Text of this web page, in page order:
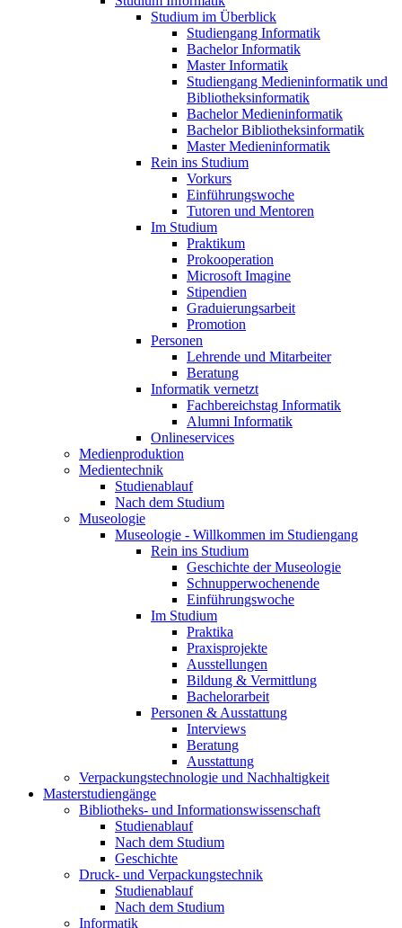
Studium im Überblick
Studiengang Informatik
Bachelor Informatik
Master Informatik
Studiengang Medieninformatik und
Bibliotheksinformatik
Bachelor Medieninformatik
Bachelor Bibliotheksinformatik
Master Medieninformatik
Rein ins Studium
Vorkurs
Einführungswoche
Tutoren und Mentoren
Im Studium
Praktikum
Prokooperation
Microsoft Imagine
Stipendien
Graduierungsarbeit
Promotion
Personen
Lehrende und Mitarbeiter
Beratung
Informatik vernetzt
Fachbereichstag Informatik
Alumni Informatik
Onlineservices
Medienproduktion
Medientechnik
Studienablauf
Nach dem Studium
Museologie
Museologie - Willkommen im Studiengang
Rein ins Studium
Geschichte der Museologie
Schnupperwochenende
Einführungswoche
Im Studium
Praktika
Praxisprojekte
Ausstellungen
Bildung & Vermittlung
Bachelorarbeit
Personen & Ausstattung
Interviews
Beratung
Ausstattung
Verpackungstechnologie und Nachhaltigkeit
Masterstudiengänge
Bibliotheks- und Informationswissenschaft
Studienablauf
Nach dem Studium
Geschichte
Druck- und Verpackungstechnik
Studienablauf
Nach dem Studium
Informatik